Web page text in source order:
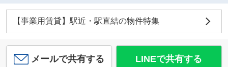
スギ薬局 西天満店
約557m／7分
第一住建裁判所ビル
【事業用賃貸】駅近・駅直結の物件特集
メールで共有する LINEで共有する